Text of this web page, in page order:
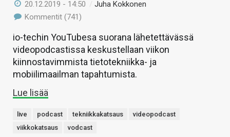
20.12.2019 - 14:50 /Juha Kokkonen
Kommentit (741)
io-techin YouTubesa suorana lähetettävässä
videopodcastissa keskustellaan viikon
kiinnostavimmista tietotekniikka- ja
mobiilimaailman tapahtumista.
Lue lisää
live podcast tekniikkakatsaus
videopodcast
viikkokatsaus
vodcast